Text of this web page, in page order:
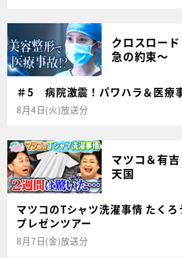
クロスロー
急の約束～
＃5 病院激震！パワハラ＆医療
8月4日(火)放送分
マツコ＆有
天国
マツコのTシャツ洗濯事情 たくろ
プレゼンツアー
8月7日(金)放送分